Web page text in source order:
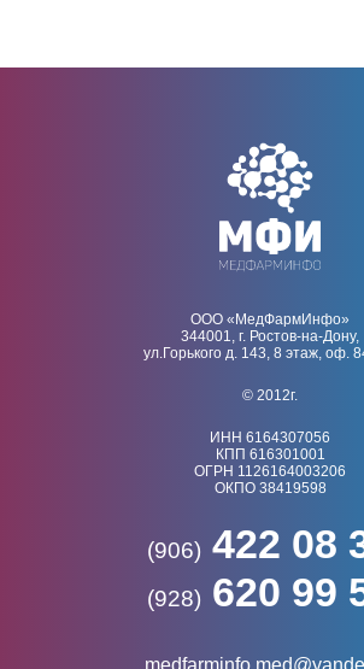
ООО «МедФармИнфо»
344001, г. Ростов-на-Дону,
ул.Горького д. 143, 8 этаж, оф.
© 2012г.
ИНН 6164307056
КПП 616301001
ОГРН 1126164003206
ОКПО 38419598
(906) 422 08
(928) 620 99